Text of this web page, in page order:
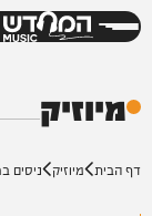
המחדש
מיוזיק
דף הבית מיוזיק ניסים